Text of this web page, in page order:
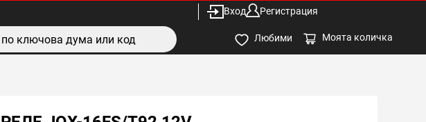
Вход Регистрация
Любими Моята количка